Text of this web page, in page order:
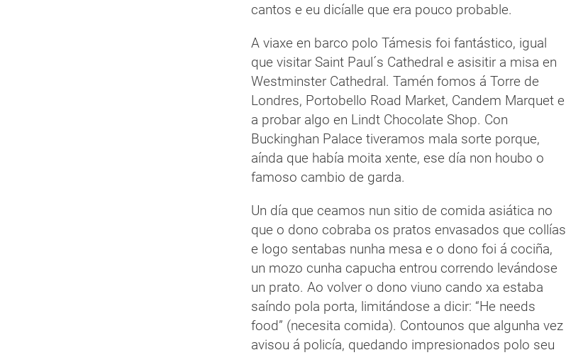
cantos e eu dicíalle que era pouco probable.
A viaxe en barco polo Támesis foi fantástico, igual
que visitar Saint Paul´s Cathedral e asisitir a misa en
Westminster Cathedral. Tamén fomos á Torre de
Londres, Portobello Road Market, Candem Marquet e
a probar algo en Lindt Chocolate Shop. Con
Buckinghan Palace tiveramos mala sorte porque,
aínda que había moita xente, ese día non houbo o
famoso cambio de garda.
Un día que ceamos nun sitio de comida asiática no
que o dono cobraba os pratos envasados que collías
e logo sentabas nunha mesa e o dono foi á cociña,
un mozo cunha capucha entrou correndo levándose
un prato. Ao volver o dono viuno cando xa estaba
saíndo pola porta, limitándose a dicir: “He needs
food” (necesita comida). Contounos que algunha vez
avisou á policía, quedando impresionados polo seu